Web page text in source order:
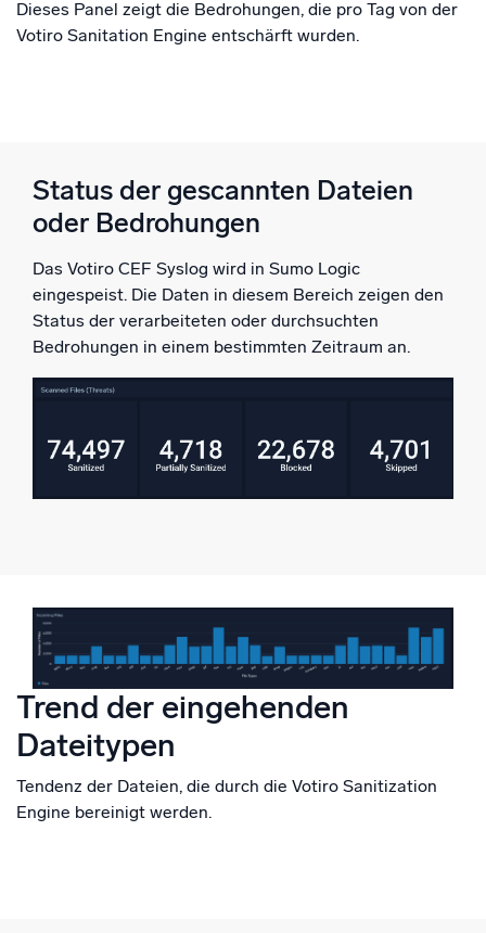
Dieses Panel zeigt die Bedrohungen, die pro Tag von der
Votiro Sanitation Engine entschärft wurden.
Status der gescannten Dateien
oder Bedrohungen
Das Votiro CEF Syslog wird in Sumo Logic
eingespeist. Die Daten in diesem Bereich zeigen den
Status der verarbeiteten oder durchsuchten
Bedrohungen in einem bestimmten Zeitraum an.
Trend der eingehenden
Dateitypen
Tendenz der Dateien, die durch die Votiro Sanitization
Engine bereinigt werden.